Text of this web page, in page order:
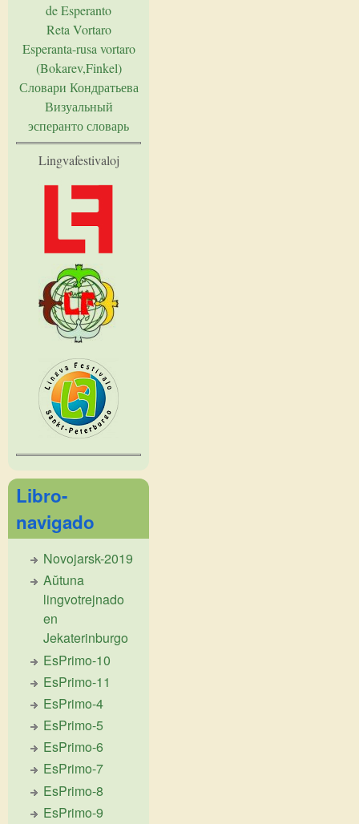
de Esperanto
Reta Vortaro
Esperanta-rusa vortaro
(Bokarev,Finkel)
Словари Кондратьева
Визуальный
эсперанто словарь
Lingvafestivaloj
Libro-
navigado
Novojarsk-2019
Aŭtuna
lingvotrejnado
en
Jekaterinburgo
EsPrimo-10
EsPrimo-11
EsPrimo-4
EsPrimo-5
EsPrimo-6
EsPrimo-7
EsPrimo-8
EsPrimo-9